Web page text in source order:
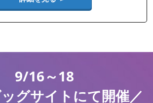
9/16～18
グサイトにて開催／